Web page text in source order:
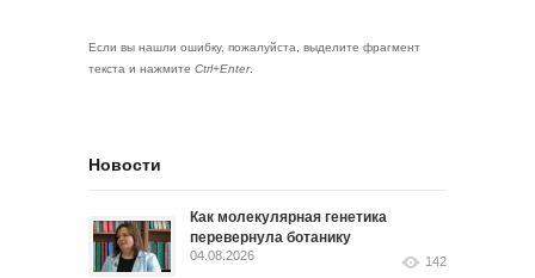
Если вы нашли ошибку, пожалуйста, выделите фрагмент
текста и нажмите Ctrl+Enter.
Новости
Как молекулярная генетика
перевернула ботанику
04.08.2026 142